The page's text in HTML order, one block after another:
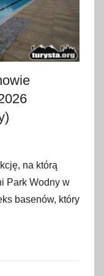
na którą
Park Wodny w
basenów, który